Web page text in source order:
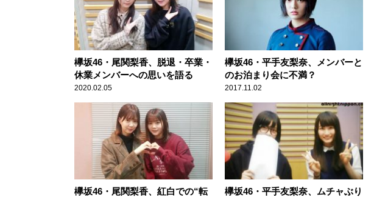
欅坂46・尾関梨香、脱退・卒業・
休業メンバーへの思いを語る
2020.02.05
欅坂46・平手友梨奈、メンバーと
のお泊まり会に不満？
2017.11.02
欅坂46・尾関梨香、紅白での“転
欅坂46・平手友梨奈、ムチャぶり